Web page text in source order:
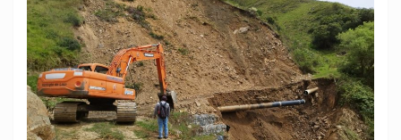
b
o
o
k
s
A
p
p
g
r
a
m
L
i
n
k
a
r
t
i
r